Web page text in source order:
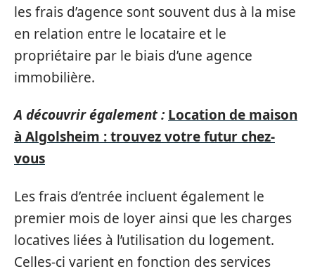
les frais d’agence sont souvent dus à la mise
en relation entre le locataire et le
propriétaire par le biais d’une agence
immobilière.
A découvrir également : Location de maison
à Algolsheim : trouvez votre futur chez-
vous
Les frais d’entrée incluent également le
premier mois de loyer ainsi que les charges
locatives liées à l’utilisation du logement.
Celles-ci varient en fonction des services